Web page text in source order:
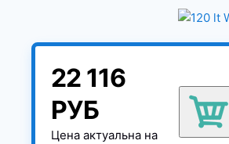
22 116
РУБ
Цена актуальна на